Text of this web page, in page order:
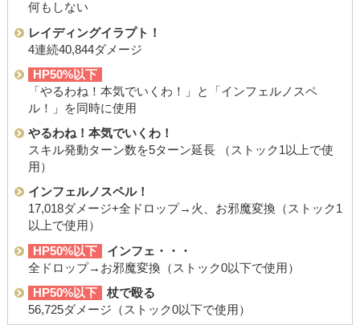
何もしない
レイディングイラプト！
4連続40,844ダメージ
HP50%以下
「やるわね！本気でいくわ！」と「インフェルノスペ
ル！」を同時に使用
やるわね！本気でいくわ！
スキル発動ターン数を5ターン延長 （ストック1以上で使
用）
インフェルノスペル！
17,018ダメージ+全ドロップ→火、お邪魔変換（ストック1
以上で使用）
HP50%以下
インフェ・・・
全ドロップ→お邪魔変換（ストック0以下で使用）
HP50%以下
杖で殴る
56,725ダメージ（ストック0以下で使用）